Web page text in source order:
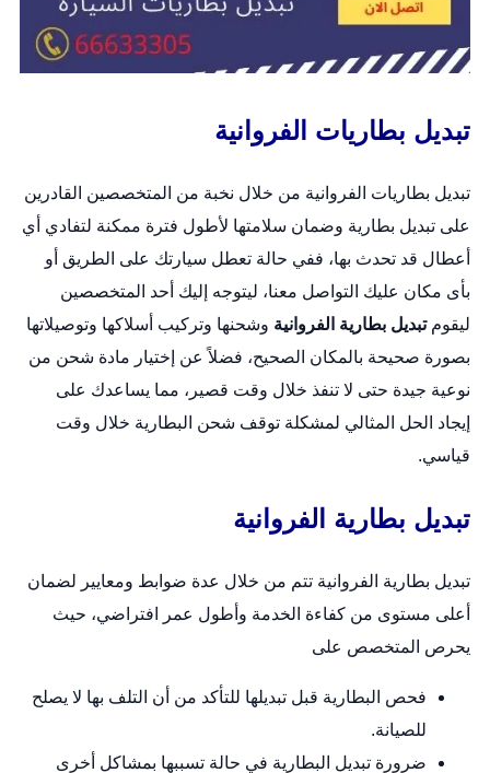
تبديل بطاريات الفروانية
تبديل بطاريات الفروانية من خلال نخبة من المتخصصين القادرين
على تبديل بطارية وضمان سلامتها لأطول فترة ممكنة لتفادي أي
أعطال قد تحدث بها، ففي حالة تعطل سيارتك على الطريق أو
بأى مكان عليك التواصل معنا، ليتوجه إليك أحد المتخصصين
ليقومتبديل بطارية الفروانية وشحنها وتركيب أسلاكها وتوصيلاتها
بصورة صحيحة بالمكان الصحيح، فضلاً عن إختيار مادة شحن من
نوعية جيدة حتى لا تنفذ خلال وقت قصير، مما يساعدك على
إيجاد الحل المثالي لمشكلة توقف شحن البطارية خلال وقت
قياسي.
تبديل بطارية الفروانية
تبديل بطارية الفروانية تتم من خلال عدة ضوابط ومعايير لضمان
أعلى مستوى من كفاءة الخدمة وأطول عمر افتراضي، حيث
يحرص المتخصص على
فحص البطارية قبل تبديلها للتأكد من أن التلف بها لا يصلح
للصيانة.
ضرورة تبديل البطارية في حالة تسببها بمشاكل أخرى